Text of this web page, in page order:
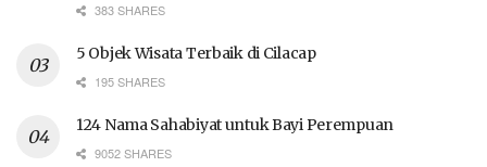
383 SHARES
5 Objek Wisata Terbaik di Cilacap
195 SHARES
124 Nama Sahabiyat untuk Bayi Perempuan
9052 SHARES